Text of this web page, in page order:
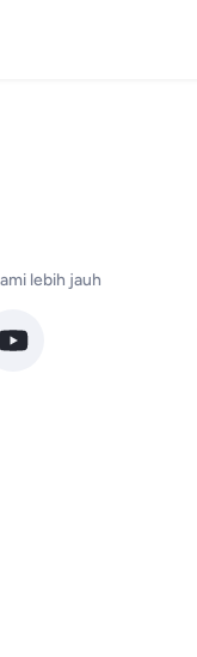
lebih jauh